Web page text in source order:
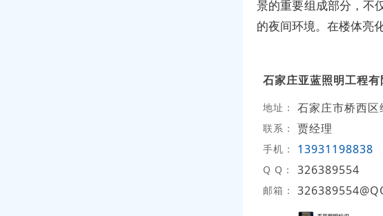
景的重要组成部分，不
的夜间环境。在楼体亮
石家庄亚蓝照明工程有
地址： 石家庄市桥西
联系： 贾经理
手机： 13931198838
Q Q： 326389554
邮箱：